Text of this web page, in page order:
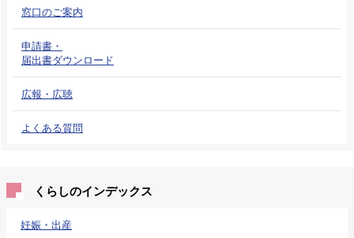
窓口のご案内
申請書・
届出書ダウンロード
広報・広聴
よくある質問
くらしのインデックス
妊娠・出産